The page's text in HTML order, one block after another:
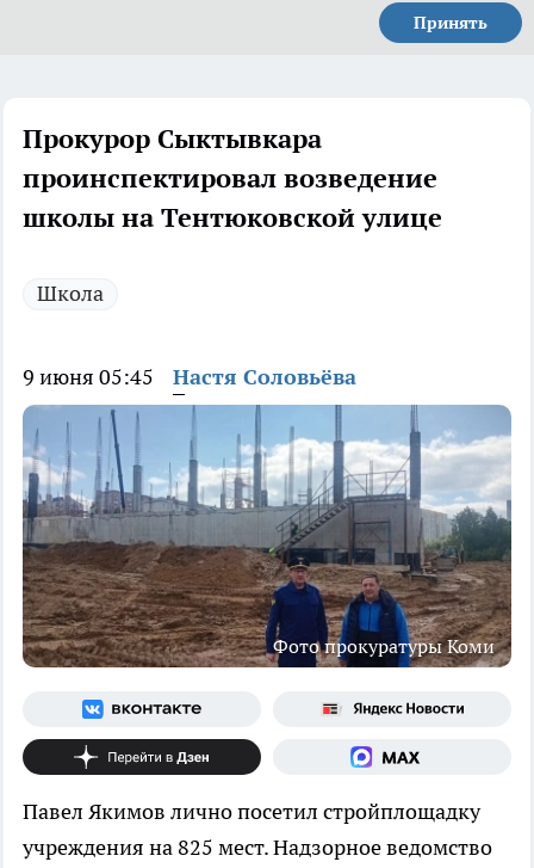
Принять
Прокурор Сыктывкара
проинспектировал возведение
школы на Тентюковской улице
Школа
9 июня 05:45 Настя Соловьёва
Фото прокуратуры Коми
Павел Якимов лично посетил стройплощадку
учреждения на 825 мест. Надзорное ведомство